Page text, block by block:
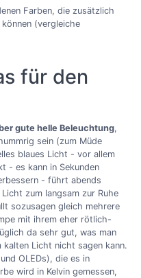
Farben, die zusätzlich
(vergleiche
für den
gute helle Beleuchtung,
sein (zum Müde
blaues Licht - vor allem
- es kann in Sekunden
- führt abends
zum langsam zur Ruhe
sozusagen gleich mehrere
mit ihrem eher rötlich-
da sehr gut, was man
kalten Licht nicht sagen kann.
OLEDs), die es in
wird in Kelvin gemessen,